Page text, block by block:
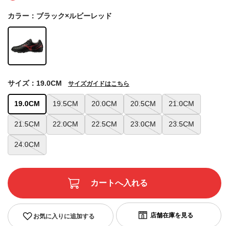
カラー：ブラック×ルビーレッド
19.0CM 19.5CM 20.0CM 20.5CM 21.0CM
21.5CM 22.0CM 22.5CM 23.0CM 23.5CM
24.0CM
サイズ：19.0CM サイズガイドはこちら
お気に入りに追加する